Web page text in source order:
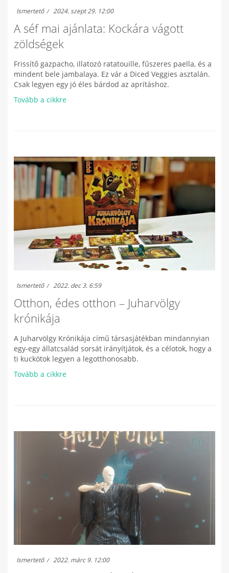
Ismertető 2024. szept 29. 12:00
A séf mai ajánlata: Kockára vágott
zöldségek
Frissítő gazpacho, illatozó ratatouille, fűszeres paella, és a
mindent bele jambalaya. Ez vár a Diced Veggies asztalán.
Csak legyen egy jó éles bárdod az aprításhoz.
Tovább a cikkre
Ismertető 2022. dec 3. 6:59
Otthon, édes otthon – Juharvölgy
krónikája
A Juharvölgy Krónikája című társasjátékban mindannyian
egy-egy állatcsalád sorsát irányítjátok, és a célotok, hogy a
ti kuckótok legyen a legotthonosabb.
Tovább a cikkre
Ismertető 2022. márc 9. 12:00